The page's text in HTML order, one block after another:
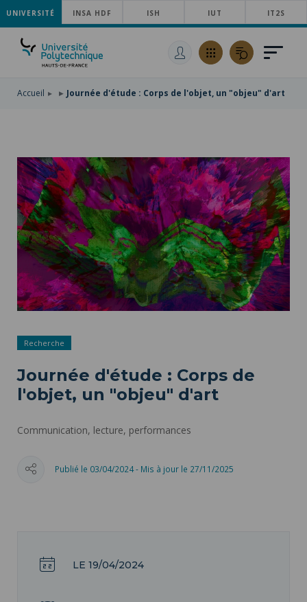
ACCÉDER
AU
MENU
PRINCIPAL
ALLER
AU
CONTENU
ACCÉDER
RECHERCHE
UNIVERSITÉ INSA HDF ISH IUT IT2S
Accueil Journée d'étude : Corps de l'objet, un "objeu" d'art
Recherche
Journée d'étude : Corps de
l'objet, un "objeu" d'art
Communication, lecture, performances
Publié le 03/04/2024 - Mis à jour le 27/11/2025
LE 19/04/2024